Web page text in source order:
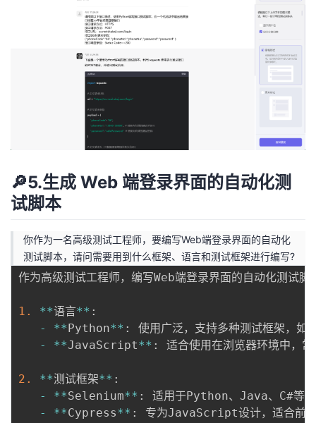
🔎5.生成 Web 端登录界面的自动化测
试脚本
你作为一名高级测试工程师，要编写Web端登录界面的自动化
测试脚本，请问需要用到什么框架、语言和测试框架进行编写?
作为高级测试工程师，编写Web端登录界面的自动化测试
1. **语言** :
-
**Python** :
使用广泛，支持多种测试框架，
-
**JavaScript** : 适合使用在浏览器环境中，
2. **测试框架** :
-
**Selenium** :
适用于Python、Java、C#等语
-
**Cypress** :
专为JavaScript设计，适合前端